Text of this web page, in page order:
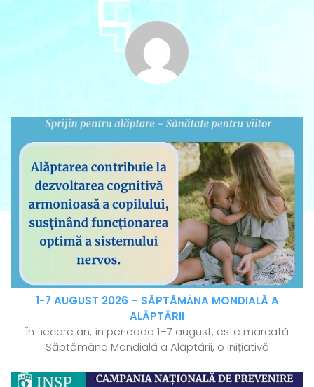
1-7 AUGUST 2026 – SĂPTĂMÂNA MONDIALĂ A
ALĂPTĂRII
În fiecare an, în perioada 1–7 august, este marcată
Săptămâna Mondială a Alăptării, o inițiativă